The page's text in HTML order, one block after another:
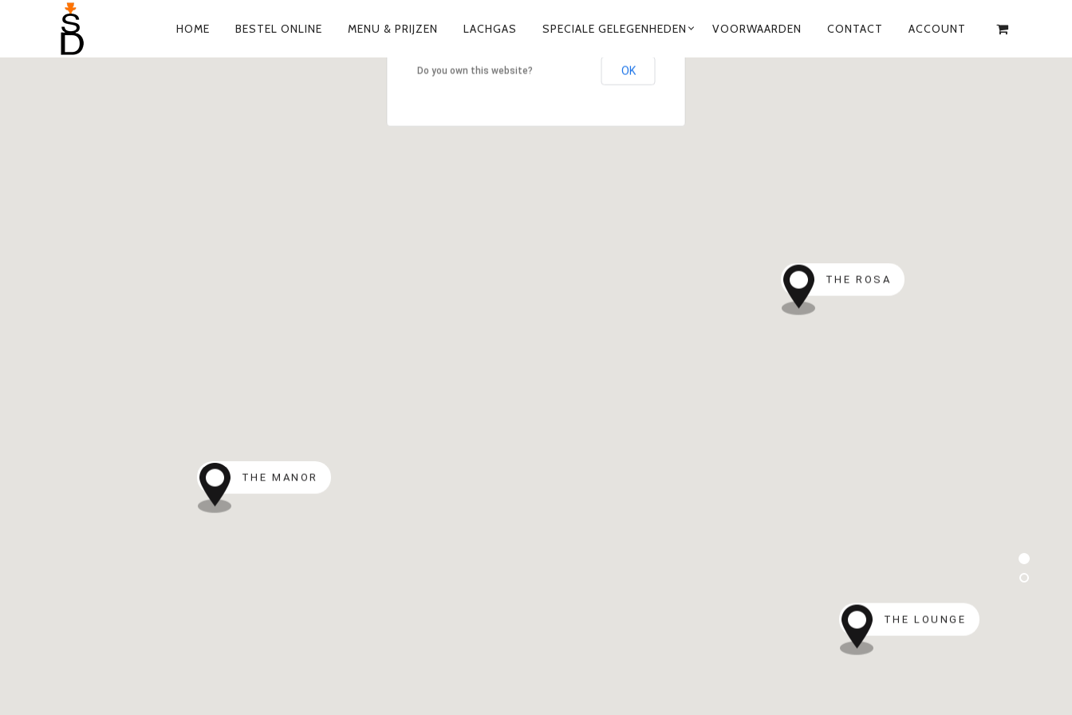
PRIMARY
HOME BESTEL ONLINE MENU & PRIJZEN LACHGAS SPECIALE GELEGENHEDEN VOORWAARDEN CONTACT ACCOUNT
THE ROSA
THE LOUNGE
THE MANOR
This page can't load Google Maps correctly.
Do you own this website? OK